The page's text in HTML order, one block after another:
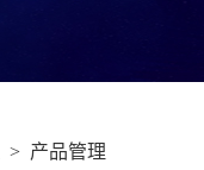
> 产品管理